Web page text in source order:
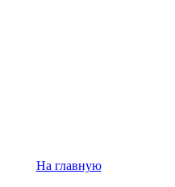
На главную